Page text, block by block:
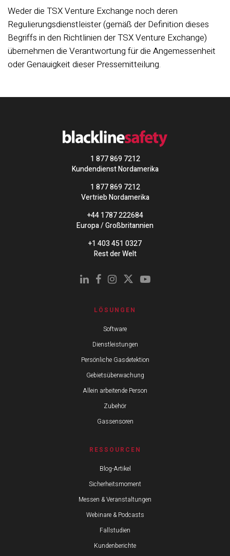
Weder die TSX Venture Exchange noch deren
Regulierungsdienstleister (gemäß der Definition dieses
Begriffs in den Richtlinien der TSX Venture Exchange)
übernehmen die Verantwortung für die Angemessenheit
oder Genauigkeit dieser Pressemitteilung.
1 877 869 7212
Kundendienst Nordamerika
1 877 869 7212
Vertrieb Nordamerika
+44 1787 222684
Europa / Großbritannien
+1 403 451 0327
Rest der Welt
LÖSUNGEN
Software
Dienstleistungen
Persönliche Gasdetektion
Gebietsüberwachung
Allein arbeitende Person
Zubehör
Gassensoren
RESSOURCEN
Blog-Artikel
Sicherheitsmoment
Messen & Veranstaltungen
Webinare & Podcasts
Fallstudien
Kundenberichte